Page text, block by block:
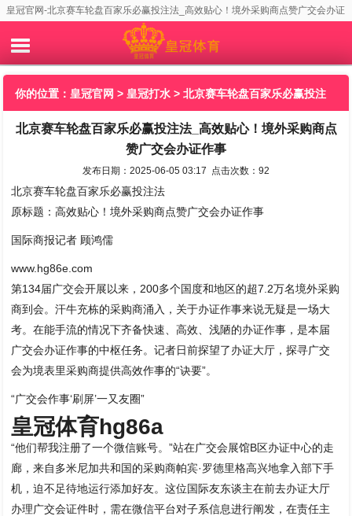
皇冠官网-北京赛车轮盘百家乐必赢投注法_高效贴心！境外采购商点赞广交会办证
你的位置： 皇冠官网 > 皇冠打水 > 北京赛车轮盘百家乐必赢投注
法_高效贴心！境外采购商点赞广交会办证作事
北京赛车轮盘百家乐必赢投注法_高效贴心！境外采购商点
赞广交会办证作事
发布日期：2025-06-05 03:17 点击次数：92
北京赛车轮盘百家乐必赢投注法
原标题：高效贴心！境外采购商点赞广交会办证作事
国际商报记者 顾鸿儒
www.hg86e.com
第134届广交会开展以来，200多个国度和地区的超7.2万名境外采购
商到会。汗牛充栋的采购商涌入，关于办证作事来说无疑是一场大
考。在能手流的情况下齐备快速、高效、浅陋的办证作事，是本届
广交会办证作事的中枢任务。记者日前探望了办证大厅，探寻广交
会为境表里采购商提供高效作事的“诀要”。
“广交会作事‘刷屏’一又友圈”
皇冠体育hg86a
“他们帮我注册了一个微信账号。”站在广交会展馆B区办证中心的走
廊，来自多米尼加共和国的采购商帕宾·罗德里格高兴地拿入部下手
机，迫不足待地运行添加好友。这位国际友东谈主在前去办证大厅
办理广交会证件时，需在微信平台对子系信息进行阐发，在责任主